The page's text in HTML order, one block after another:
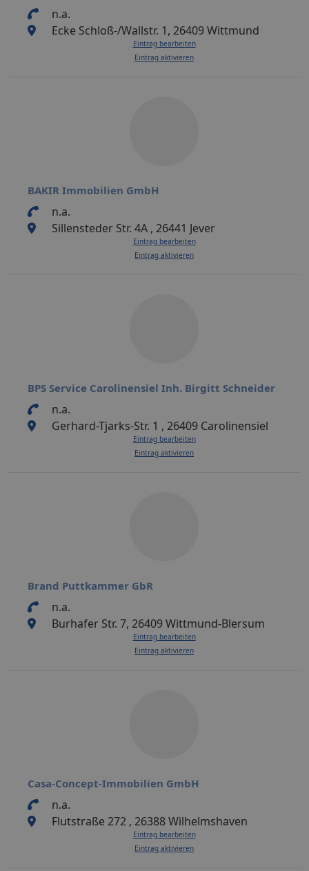
n.a.
Ecke Schloß-/Wallstr. 1, 26409 Wittmund
Eintrag bearbeiten
Eintrag aktivieren
BAKIR Immobilien GmbH
n.a.
Sillensteder Str. 4A , 26441 Jever
Eintrag bearbeiten
Eintrag aktivieren
BPS Service Carolinensiel Inh. Birgitt Schneider
n.a.
Gerhard-Tjarks-Str. 1 , 26409 Carolinensiel
Eintrag bearbeiten
Eintrag aktivieren
Brand Puttkammer GbR
n.a.
Burhafer Str. 7, 26409 Wittmund-Blersum
Eintrag bearbeiten
Eintrag aktivieren
Casa-Concept-Immobilien GmbH
n.a.
Flutstraße 272 , 26388 Wilhelmshaven
Eintrag bearbeiten
Eintrag aktivieren